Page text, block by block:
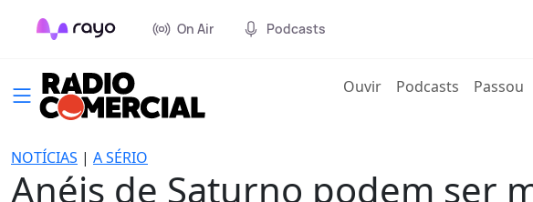
On Air Podcasts
Ouvir(current)
Podcasts Passou
NOTÍCIAS | A SÉRIO
Anéis de Saturno podem ser